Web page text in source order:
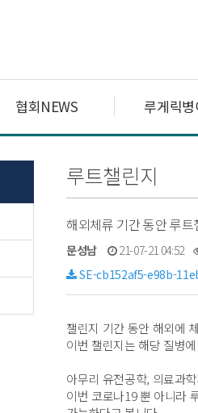
협회NEWS 루게릭
루트챌린지
해외체류 기간 동안 루
문성남
21-07-21 04:52
SE-cb152af5-e98b-
챌린지 기간 동안 해외에
이번 챌린지는 해당 질병
아무리 유전공학, 의료과
이번 코로나19 뿐 아니라